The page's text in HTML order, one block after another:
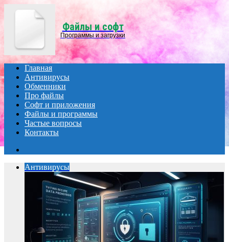
Файлы и софт
Программы и загрузки
Главная
Антивирусы
Обменники
Про файлы
Софт и приложения
Файлы и программы
Частые вопросы
Контакты
Антивирусы